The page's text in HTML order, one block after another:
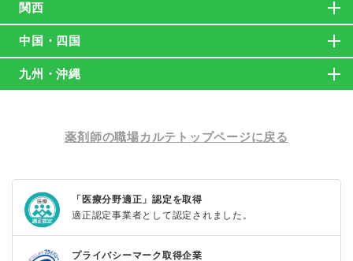
関西
中国・四国
九州・沖縄
薬剤師の職場カルテトップページに戻る
「医療分野適正」認定を取得
適正認定事業者として認定されました。
プライバシーマーク取得企業